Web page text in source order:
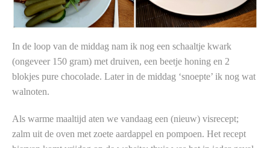
In de loop van de middag nam ik nog een schaaltje kwark
(ongeveer 150 gram) met druiven, een beetje honing en 2
blokjes pure chocolade. Later in de middag ‘snoepte’ ik nog wat
walnoten.
Als warme maaltijd aten we vandaag een (nieuw) visrecept;
zalm uit de oven met zoete aardappel en pompoen. Het recept